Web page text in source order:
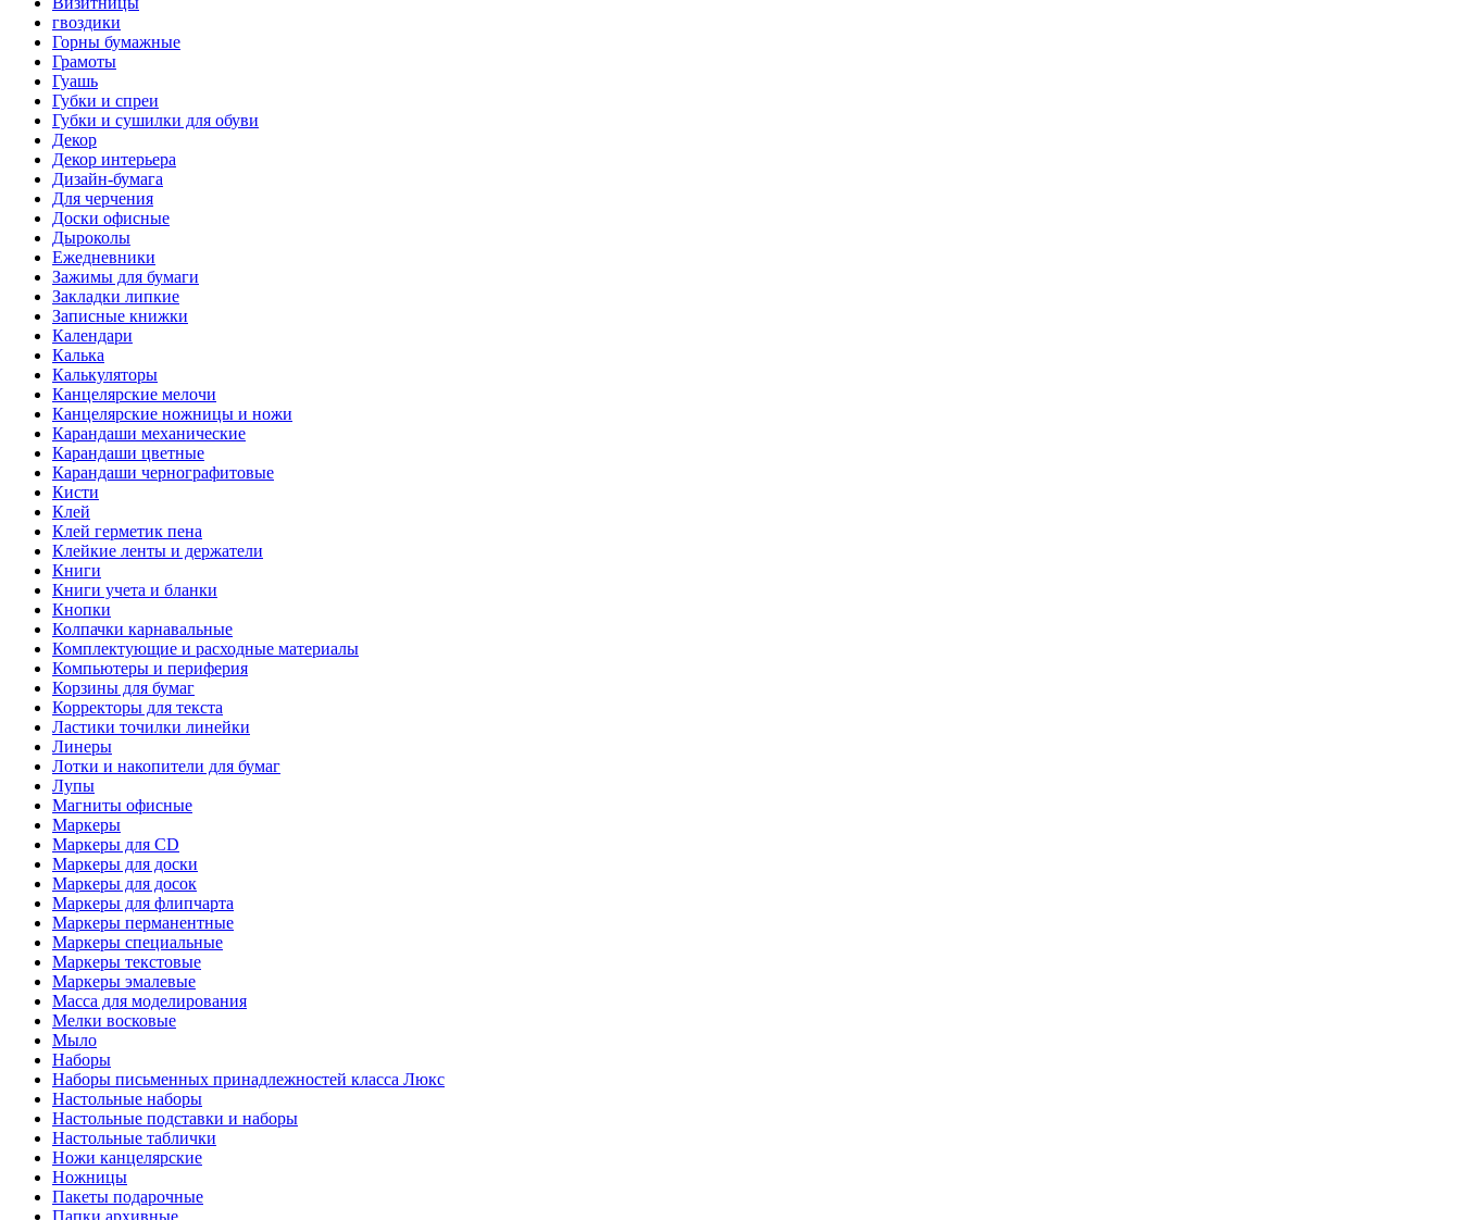
гвоздики
Горны бумажные
Грамоты
Гуашь
Губки и спреи
Губки и сушилки для обуви
Декор
Декор интерьера
Дизайн-бумага
Для черчения
Доски офисные
Дыроколы
Ежедневники
Зажимы для бумаги
Закладки липкие
Записные книжки
Календари
Калька
Калькуляторы
Канцелярские мелочи
Канцелярские ножницы и ножи
Карандаши механические
Карандаши цветные
Карандаши чернографитовые
Кисти
Клей
Клей герметик пена
Клейкие ленты и держатели
Книги
Книги учета и бланки
Кнопки
Колпачки карнавальные
Комплектующие и расходные материалы
Компьютеры и периферия
Корзины для бумаг
Корректоры для текста
Ластики точилки линейки
Линеры
Лотки и накопители для бумаг
Лупы
Магниты офисные
Маркеры
Маркеры для CD
Маркеры для доски
Маркеры для досок
Маркеры для флипчарта
Маркеры перманентные
Маркеры специальные
Маркеры текстовые
Маркеры эмалевые
Масса для моделирования
Мелки восковые
Мыло
Наборы
Наборы письменных принадлежностей класса Люкс
Настольные наборы
Настольные подставки и наборы
Настольные таблички
Ножи канцелярские
Ножницы
Пакеты подарочные
Папки архивные